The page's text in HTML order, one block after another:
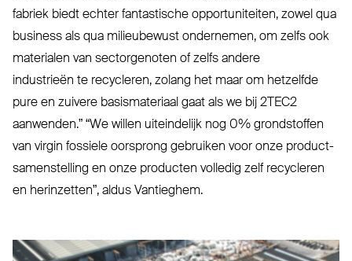
fabriek biedt echter fan­tastische oppor­tu­niteiten, zowel qua
business als qua mili­eubewust ondernemen, om zelfs ook
materialen van sector­genoten of zelfs andere
indu­strieën te recycleren, zolang het maar om hetzelfde
pure en zuivere basis­ma­teriaal gaat als we bij 2TEC2
aanwenden.” “We willen uit­eindelijk nog 0% grond­stoffen
van virgin fossiele oorsprong gebruiken voor onze pro­duct­
sa­men­stelling en onze producten volledig zelf recycleren
en her­inzetten”, aldus Vantieghem.